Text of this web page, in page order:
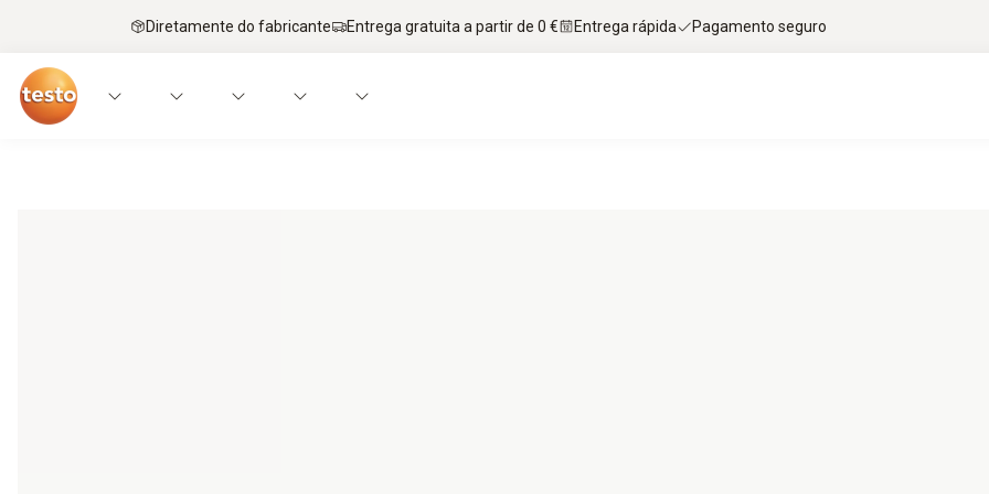
Diretamente do fabricante Entrega gratuita a partir de 0 € Entrega rápida Pagamento seguro